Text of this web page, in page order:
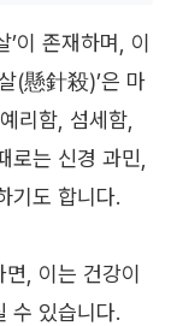
’이 존재하며, 이
(懸針殺)’은 마
리함, 섬세함,
로는 신경 과민,
기도 합니다.
, 이는 건강이
수 있습니다.